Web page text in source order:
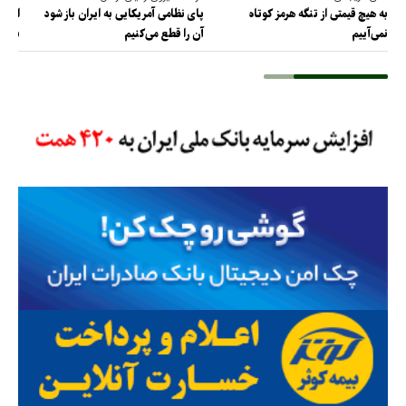
به هیچ قیمتی از تنگه هرمز کوتاه
نمی‌آییم
پای نظامی آمریکایی به ایران باز شود
آن را قطع می‌کنیم
از